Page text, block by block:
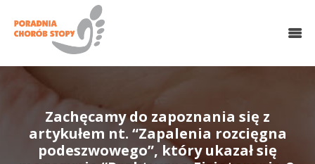
Zachęcamy do zapoznania się z
artykułem nt. “Zapalenia rozcięgna
podeszwowego”, który ukazał się
HALUKSY
CHOROBY STOPY
LECZENIE OPERACYJNE
CHIRURGIA MINIINWAZYJNA
MEDYCYNA REGENERACYJNA
REHABILITACJA